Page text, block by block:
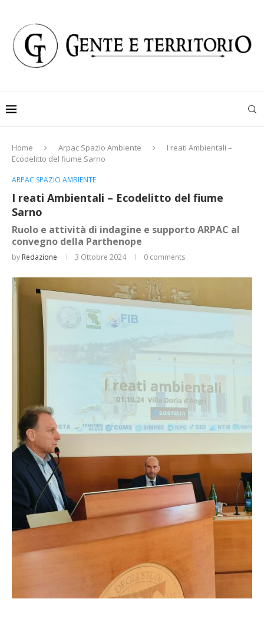
Home Arpac Spazio Ambiente
I reati Ambientali –
Ecodelitto del fiume Sarno
ARPAC SPAZIO AMBIENTE
I reati Ambientali – Ecodelitto del fiume
Sarno
Ruolo e attività di indagine e supporto ARPAC al
convegno della Parthenope
by Redazione 3 Ottobre 2024 0 comments